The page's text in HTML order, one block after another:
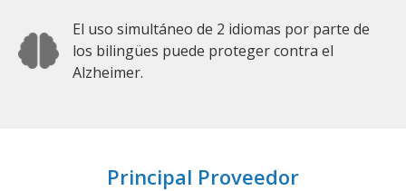
El uso simultáneo de 2 idiomas por parte de
los bilingües puede proteger contra el
Alzheimer.
Principal Proveedor